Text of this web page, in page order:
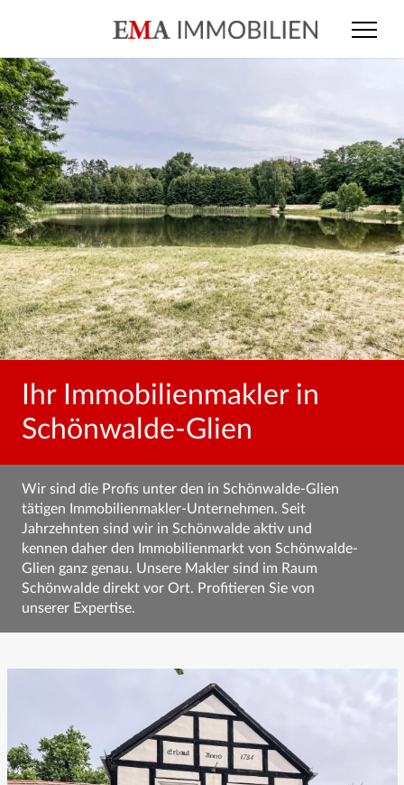
Ihr Immobilienmakler in
Schönwalde-Glien
Wir sind die Profis unter den in Schönwalde-Glien
tätigen Immobilienmakler-Unternehmen. Seit
Jahrzehnten sind wir in Schönwalde aktiv und
kennen daher den Immobilienmarkt von Schönwalde-
Glien ganz genau. Unsere Makler sind im Raum
Schönwalde direkt vor Ort. Profitieren Sie von
unserer Expertise.